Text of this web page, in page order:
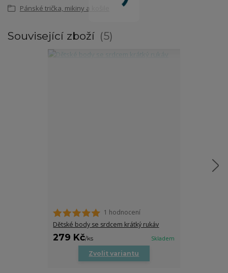
Pánské trička, mikiny a košile
Související zboží 5
1 hodnocení
Dětské body se srdcem krátký rukáv
279 Kč/ks Skladem
Zvolit variantu